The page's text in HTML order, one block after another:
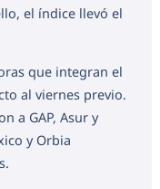
el índice llevó el
que integran el
al viernes previo.
a GAP, Asur y
y Orbia